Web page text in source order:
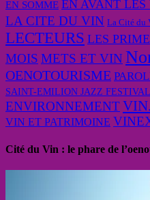
EN SOMME EN AVANT
LA CITE DU VIN La Cité du
LECTEURS LES
MOIS METS ET VIN
OENOTOURISME
SAINT-EMILION JAZZ FESTIVAL
ENVIRONNEMENT
VIN ET PATRIMOINE
Cité du Vin : le phare de